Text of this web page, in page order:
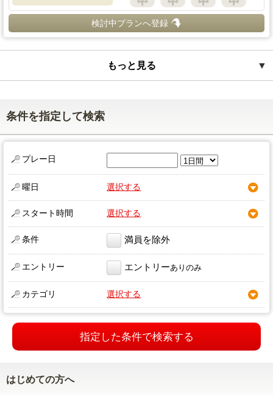
検討中プランへ登録
▼
もっと見る
条件を指定して検索
プレー日
曜日 選択する
スタート時間 選択する
条件 満員を除外
エントリー エントリーありのみ
カテゴリ 選択する
指定した条件で検索する
はじめての方へ